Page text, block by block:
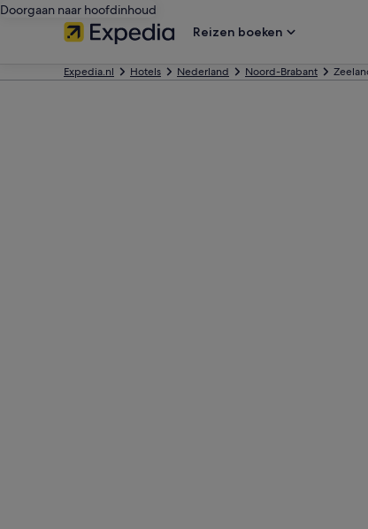
Doorgaan naar hoofdinhoud
Reizen boeken
Expedia.nl Hotels Nederland Noord-Brabant